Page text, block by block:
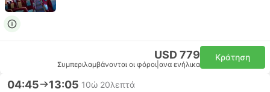
USD 779
Συμπεριλαμβάνονται οι φόροι ανα ενήλικα
Κράτηση
04:45 13:05 10ώ 20λεπτά